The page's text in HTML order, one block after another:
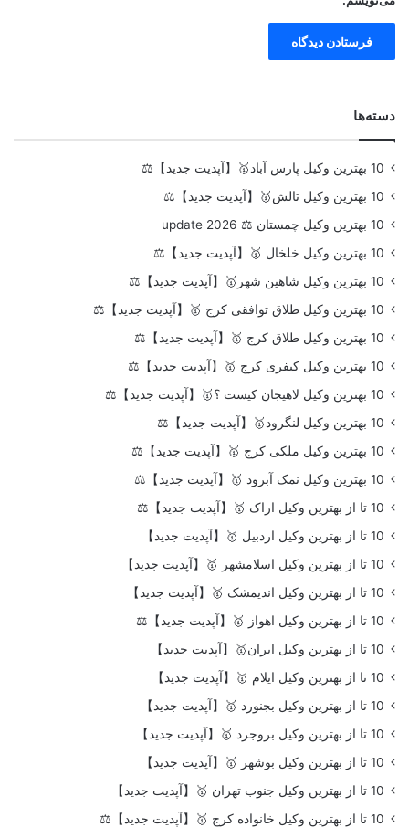
دسته‌ها
10 بهترین وکیل پارس آباد🥇【آپدیت جدید】⚖️
10 بهترین وکیل تالش🥇【آپدیت جدید】⚖️
10 بهترین وکیل چمستان ⚖️ update 2026
10 بهترین وکیل خلخال 🥇【آپدیت جدید】⚖️
10 بهترین وکیل شاهین شهر🥇【آپدیت جدید】⚖️
10 بهترین وکیل طلاق توافقی کرج 🥇【آپدیت جدید】⚖️
10 بهترین وکیل طلاق کرج 🥇【آپدیت جدید】⚖️
10 بهترین وکیل کیفری کرج 🥇【آپدیت جدید】⚖️
10 بهترین وکیل لاهیجان کیست ؟🥇【آپدیت جدید】⚖️
10 بهترین وکیل لنگرود🥇【آپدیت جدید】⚖️
10 بهترین وکیل ملکی کرج 🥇【آپدیت جدید】⚖️
10 بهترین وکیل نمک آبرود 🥇【آپدیت جدید】⚖️
10 تا از بهترین وکیل اراک 🥇【آپدیت جدید】⚖️
10 تا از بهترین وکیل اردبیل 🥇【آپدیت جدید】
10 تا از بهترین وکیل اسلامشهر 🥇【آپدیت جدید】
10 تا از بهترین وکیل اندیمشک 🥇【آپدیت جدید】
10 تا از بهترین وکیل اهواز 🥇【آپدیت جدید】⚖️
10 تا از بهترین وکیل ایران🥇【آپدیت جدید】
10 تا از بهترین وکیل ایلام 🥇【آپدیت جدید】
10 تا از بهترین وکیل بجنورد 🥇【آپدیت جدید】
10 تا از بهترین وکیل بروجرد 🥇【آپدیت جدید】
10 تا از بهترین وکیل بوشهر 🥇【آپدیت جدید】
10 تا از بهترین وکیل جنوب تهران 🥇【آپدیت جدید】
10 تا از بهترین وکیل خانواده کرج 🥇【آپدیت جدید】⚖️